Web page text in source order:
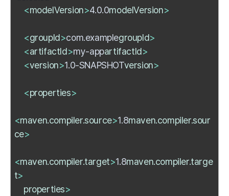
<modelVersion>4.0.0modelVersion>
<groupId>com.examplegroupId>
<artifactId>my-appartifactId>
<version>1.0-SNAPSHOTversion>
<properties>
<maven.compiler.source>1.8maven.compiler.sour
ce>
<maven.compiler.target>1.8maven.compiler.targe
t>
properties>